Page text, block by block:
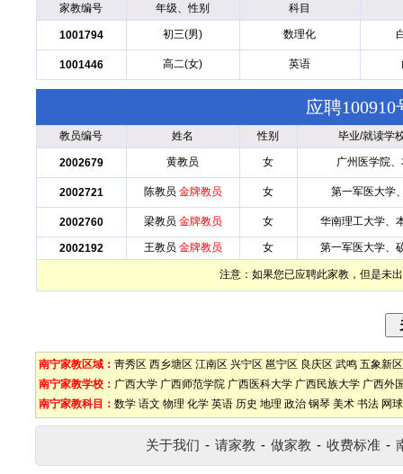
家教编号 年级、性别 科目
1001794 初三(男) 数理化
1001446 高二(女) 英语
应聘
教员编号 姓名 性别 毕业/就读学
2002679 黄教员 女 广州医学院
2002721 陈教员 金牌教员 女 第一军医大学
2002760 梁教员 金牌教员 女 华南理工大学、
2002192 王教员 金牌教员 女 第一军医大学、
注意：如果您已应聘此家教，但是未
南宁家教区域： 靑秀区 西乡塘区 江南区 兴宁区 邕宁区 良庆区 武鸣 五象新区
南宁家教学校： 广西大学 广西师范学院 广西医科大学 广西民族大学 广西外
南宁家教科目： 数学 语文 物理 化学 英语 历史 地理 政治 钢琴 美术 书法 网球
关于我们 - 请家教 - 做家教 - 收费标准 -